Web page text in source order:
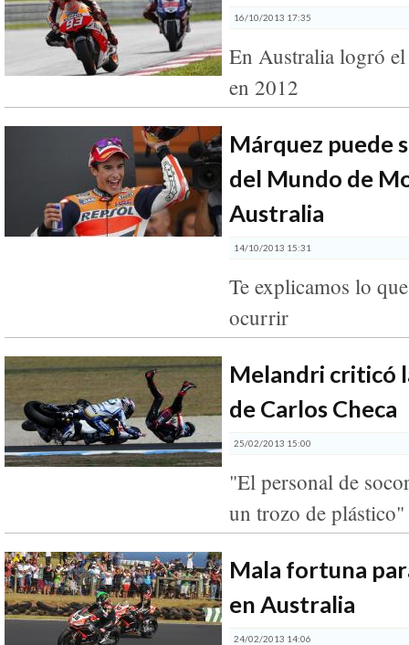
16/10/2013 17:35
En Australia logró
en 2012
Márquez puede
del Mundo de
Australia
14/10/2013 15:31
Te explicamos lo
ocurrir
Melandri criticó
de Carlos Checa
25/02/2013 15:00
"El personal de
un trozo de plástico"
Mala fortuna
en Australia
24/02/2013 14:06